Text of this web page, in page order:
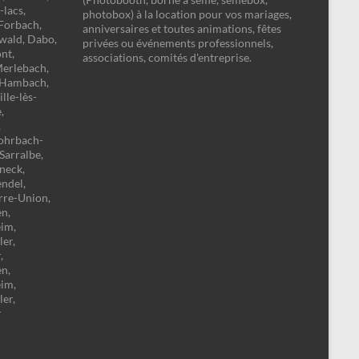
Dabo,
lès-
Union,
photobox) à la location pour vos mariages,
anniversaires et toutes animations, fêtes
privées ou événements professionnels,
associations, comités d'entreprise.